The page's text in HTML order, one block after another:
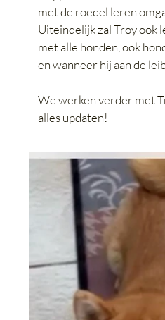
met de roedel leren
Uiteindelijk zal Troy ook
met alle honden, ook
en wanneer hij aan de
We werken verder met
alles updaten!